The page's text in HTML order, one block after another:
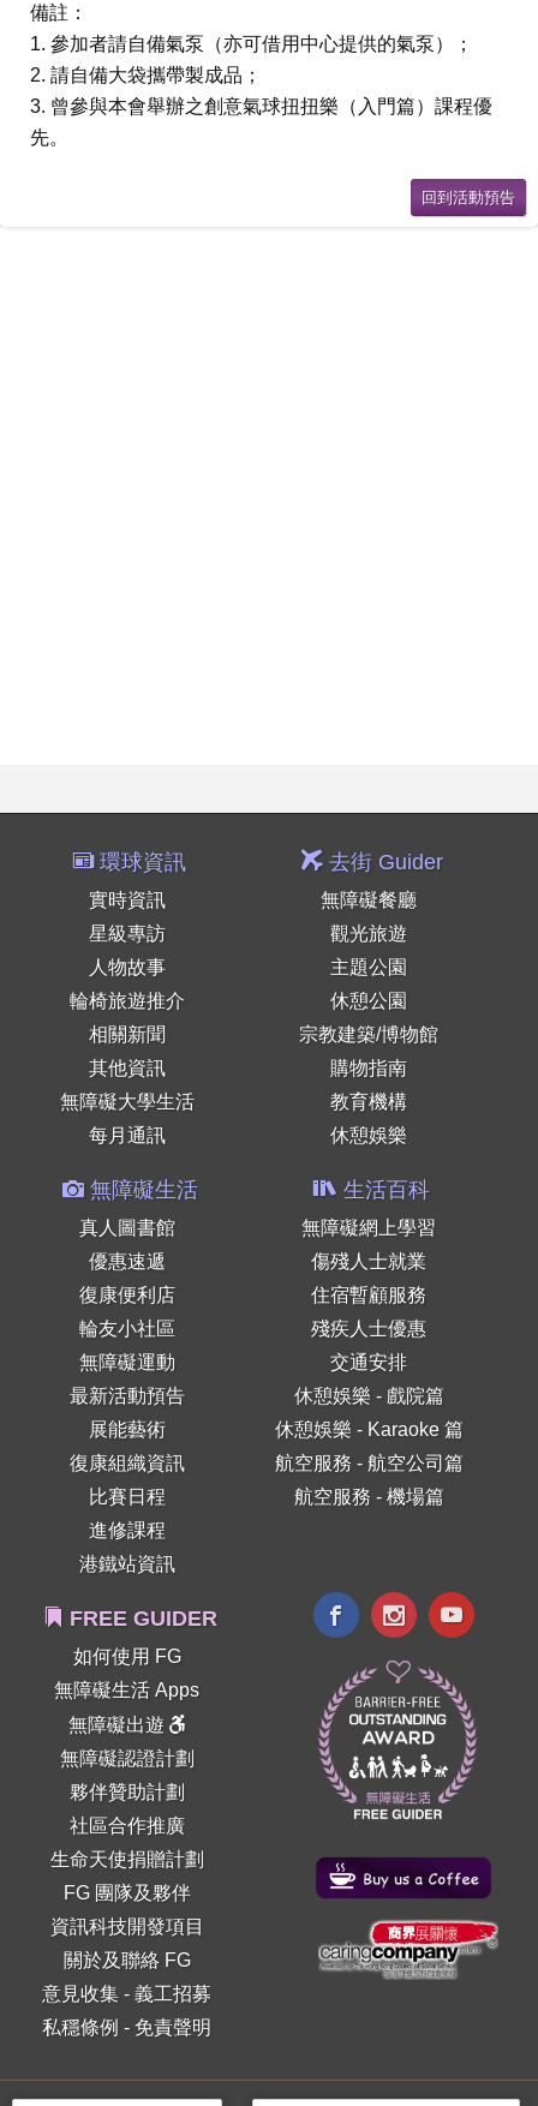
備註：
1. 參加者請自備氣泵（亦可借用中心提供的氣泵）；
2. 請自備大袋攜帶製成品；
3. 曾參與本會舉辦之創意氣球扭扭樂（入門篇）課程優
先。
環球資訊
實時資訊
星級專訪
人物故事
輪椅旅遊推介
相關新聞
其他資訊
無障礙大學生活
每月通訊
去街 Guider
無障礙餐廳
觀光旅遊
主題公園
休憩公園
宗教建築/博物館
購物指南
教育機構
休憩娛樂
無障礙生活
真人圖書館
優惠速遞
復康便利店
輪友小社區
無障礙運動
最新活動預告
展能藝術
復康組織資訊
比賽日程
進修課程
港鐵站資訊
生活百科
無障礙網上學習
傷殘人士就業
住宿暫顧服務
殘疾人士優惠
交通安排
休憩娛樂 - 戲院篇
休憩娛樂 - Karaoke 篇
航空服務 - 航空公司篇
航空服務 - 機場篇
FREE GUIDER
如何使用 FG
無障礙生活 Apps
無障礙出遊
無障礙認證計劃
夥伴贊助計劃
社區合作推廣
生命天使捐贈計劃
FG 團隊及夥伴
資訊科技開發項目
關於及聯絡 FG
意見收集 -義工招募
私穩條例 - 免責聲明